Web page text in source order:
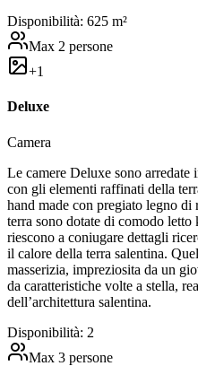
Disponibilità: 625 m²
Max 2 persone
+1
Deluxe
Camera
Le camere Deluxe sono
con gli elementi raffinati della
hand made con pregiato legno di
terra sono dotate di comodo letto
riescono a coniugare dettagli
il calore della terra salentina.
masserizia, impreziosita da un
da caratteristiche volte a stella,
dell’architettura salentina.
Disponibilità: 2
Max 3 persone